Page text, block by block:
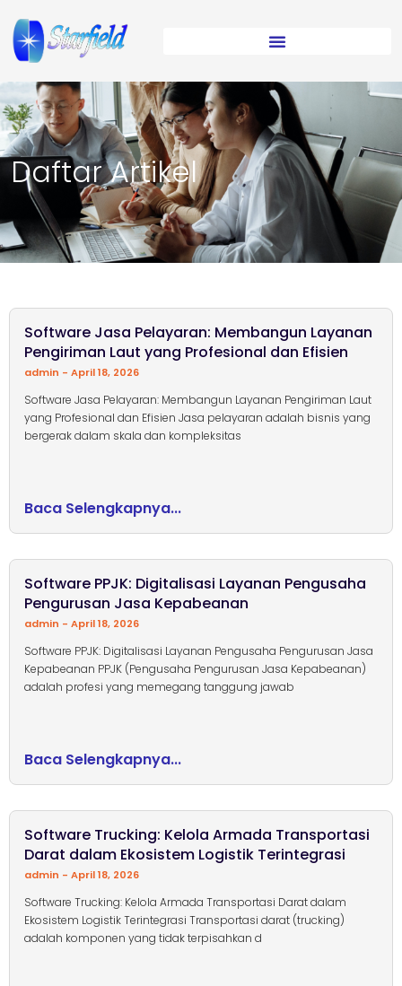
Daftar Artikel
Software Jasa Pelayaran: Membangun Layanan
Pengiriman Laut yang Profesional dan Efisien
admin April 18, 2026
Software Jasa Pelayaran: Membangun Layanan Pengiriman Laut
yang Profesional dan Efisien Jasa pelayaran adalah bisnis yang
bergerak dalam skala dan kompleksitas
Baca Selengkapnya...
Software PPJK: Digitalisasi Layanan Pengusaha
Pengurusan Jasa Kepabeanan
admin April 18, 2026
Software PPJK: Digitalisasi Layanan Pengusaha Pengurusan Jasa
Kepabeanan PPJK (Pengusaha Pengurusan Jasa Kepabeanan)
adalah profesi yang memegang tanggung jawab
Baca Selengkapnya...
Software Trucking: Kelola Armada Transportasi
Darat dalam Ekosistem Logistik Terintegrasi
admin April 18, 2026
Software Trucking: Kelola Armada Transportasi Darat dalam
Ekosistem Logistik Terintegrasi Transportasi darat (trucking)
adalah komponen yang tidak terpisahkan d